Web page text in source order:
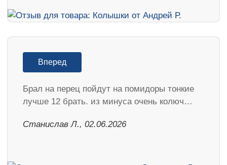
Вперед
Брал на перец пойдут на помидоры тонкие
лучше 12 брать. из минуса очень колюч…
Станислав Л., 02.06.2026